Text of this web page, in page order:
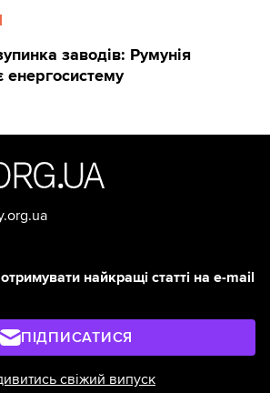
заводів: Румунія
енергосистему
найкращі статті на e-mail
ПІДПИСАТИСЯ
свіжий випуск